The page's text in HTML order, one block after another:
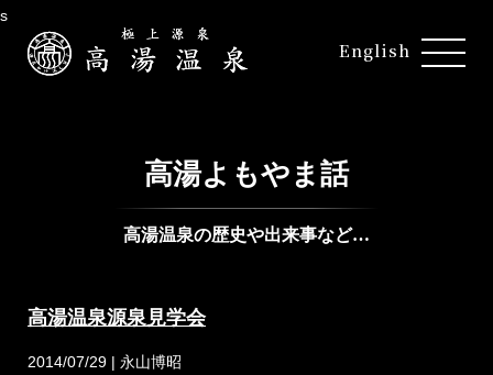
s
English
高湯よもやま話
高湯温泉の歴史や出来事など…
高湯温泉源泉見学会
2014/07/29 | 永山博昭